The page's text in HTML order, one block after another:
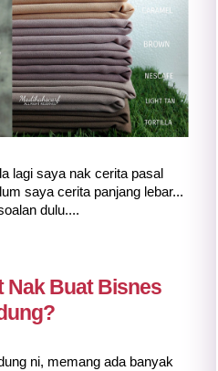
lagi saya nak cerita pasal
saya cerita panjang lebar...
dulu....
Nak Buat Bisnes
ni, memang ada banyak